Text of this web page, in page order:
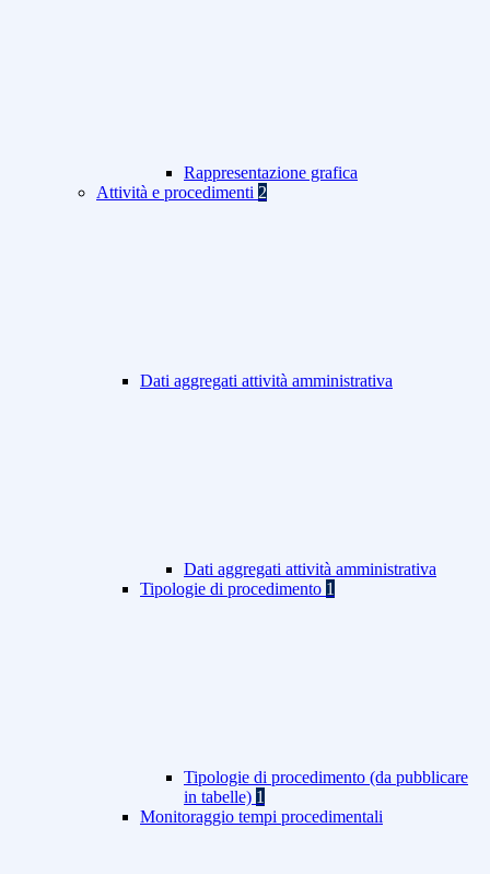
Rappresentazione grafica
Attività e procedimenti 2
Dati aggregati attività amministrativa
Dati aggregati attività amministrativa
Tipologie di procedimento 1
Tipologie di procedimento (da pubblicare
in tabelle) 1
Monitoraggio tempi procedimentali